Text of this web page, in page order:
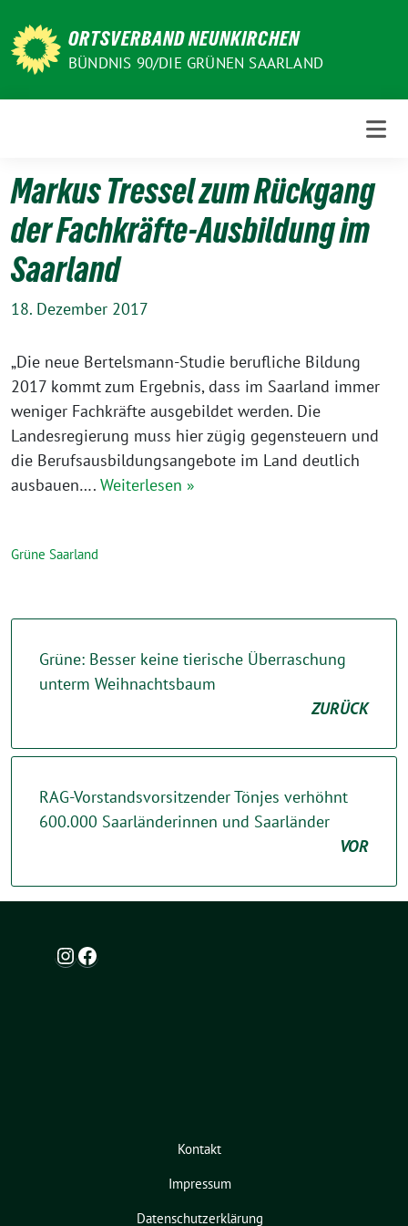
zum
Inhalt
ORTSVERBAND NEUNKIRCHEN
BÜNDNIS 90/DIE GRÜNEN SAARLAND
Markus Tressel zum Rückgang
der Fachkräfte-Ausbildung im
Saarland
18. Dezember 2017
„Die neue Bertelsmann-Studie berufliche Bildung
2017 kommt zum Ergebnis, dass im Saarland immer
weniger Fachkräfte ausgebildet werden. Die
Landesregierung muss hier zügig gegensteuern und
die Berufsausbildungsangebote im Land deutlich
ausbauen…. Weiterlesen »
Grüne Saarland
Grüne: Besser keine tierische Überraschung
unterm Weihnachtsbaum
ZURÜCK
RAG-Vorstandsvorsitzender Tönjes verhöhnt
600.000 Saarländerinnen und Saarländer
VOR
Instagram
Facebook
Kontakt
Impressum
Datenschutzerklärung